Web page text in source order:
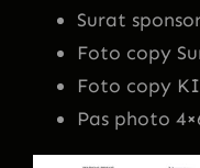
Surat
Foto copy
Foto copy
Pas photo